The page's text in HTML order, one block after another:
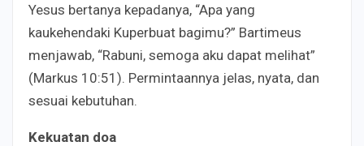
Yesus bertanya kepadanya, “Apa yang
kaukehendaki Kuperbuat bagimu?” Bartimeus
menjawab, “Rabuni, semoga aku dapat melihat”
(Markus 10:51). Permintaannya jelas, nyata, dan
sesuai kebutuhan.
Kekuatan doa